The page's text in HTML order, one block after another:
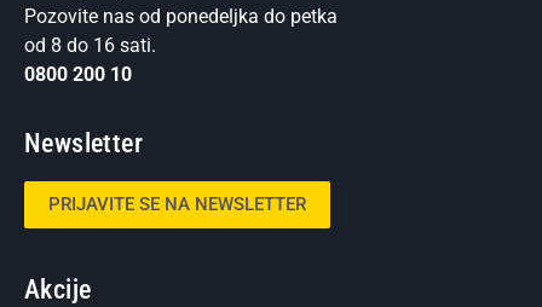
Pozovite nas od ponedeljka do petka
od 8 do 16 sati.
0800 200 10
Newsletter
PRIJAVITE SE NA NEWSLETTER
Akcije